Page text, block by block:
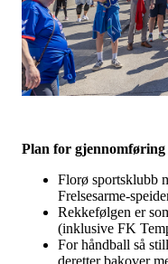
Plan for gjennomføring
Florø sportsklubb
Frelsesarme-
Rekkefølgen er
(inklusive FK
For håndball så